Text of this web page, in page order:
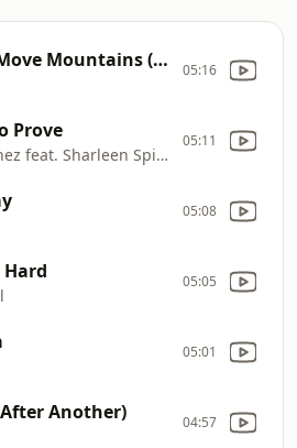
Love Can Move Mountains (Club Mix) 05:16
Prove
Roger Sanchez feat. Sharleen Spiteri
05:11
05:08
Hard 05:05
05:01
Another) 04:57